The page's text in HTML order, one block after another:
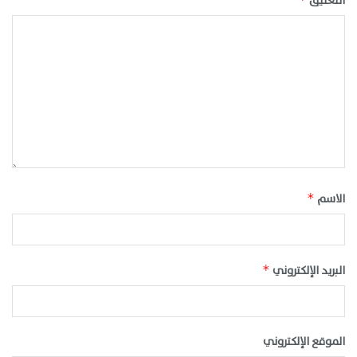
الاسم *
البريد الإلكتروني *
الموقع الإلكتروني